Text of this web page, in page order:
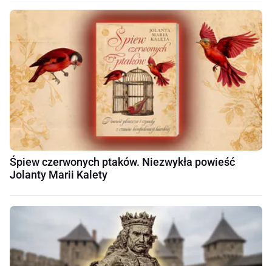
Śpiew czerwonych ptaków. Niezwykła powieść
Jolanty Marii Kalety